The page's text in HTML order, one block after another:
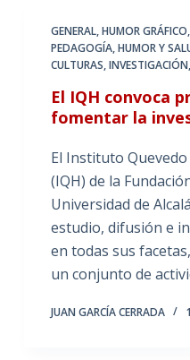
GENERAL,HUMOR GRÁFICO,
PEDAGOGÍA,HUMOR Y
CULTURAS,INVESTIGACIÓN,
El IQH convoca
fomentar la
El Instituto
(IQH) de la
Universidad de
estudio, difusión e
en todas sus
un conjunto de
JUAN GARCÍA CERRADA